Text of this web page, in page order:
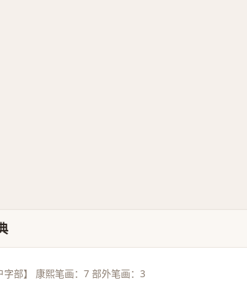
字部】 康熙笔画：7 部外笔画：3